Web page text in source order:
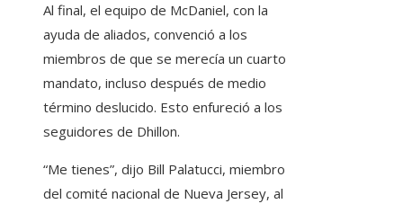
Al final, el equipo de McDaniel, con la
ayuda de aliados, convenció a los
miembros de que se merecía un cuarto
mandato, incluso después de medio
término deslucido. Esto enfureció a los
seguidores de Dhillon.
“Me tienes”, dijo Bill Palatucci, miembro
del comité nacional de Nueva Jersey, al